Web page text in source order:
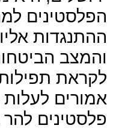
הפלסטינים
ההתנגדות
והמצב
לקראת
אמורים
פלסטינים